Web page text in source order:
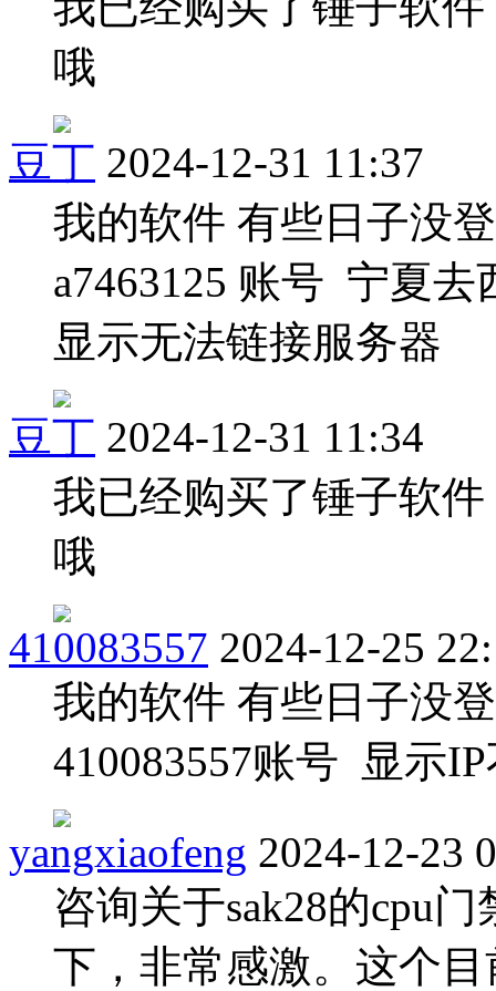
哦
豆丁 2024-12-31 11:37
我的软件 有些日子没
a7463125 账号 宁夏
显示无法链接服务器
豆丁 2024-12-31 11:34
我已经购买了锤子软
哦
410083557 2024-12-25
我的软件 有些日子没
410083557账号 显示
yangxiaofeng 2024-12-23
咨询关于sak28的cpu
下，非常感激。这个